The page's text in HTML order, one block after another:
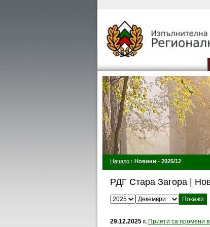
Начало › Новини - 2025/12
РДГ Стара Загора |
Изберете година:Изберете месец:
29.12.2025 г. Приети са промени